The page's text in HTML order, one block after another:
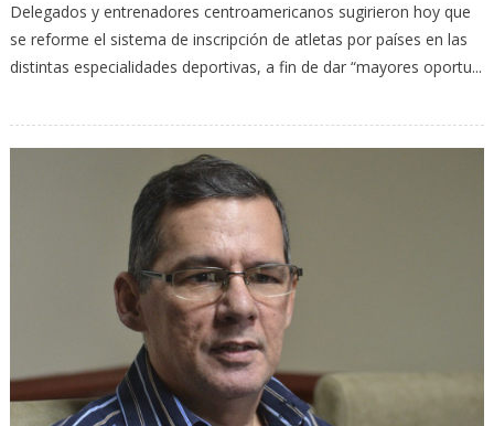
Delegados y entrenadores centroamericanos sugirieron hoy que
se reforme el sistema de inscripción de atletas por países en las
distintas especialidades deportivas, a fin de dar “mayores oportu...